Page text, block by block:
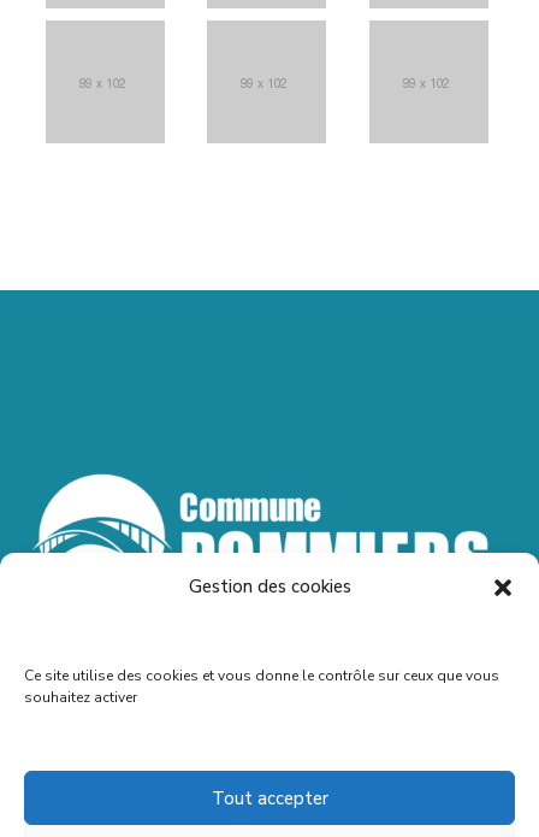
Gestion des cookies
Ce site utilise des cookies et vous donne le contrôle sur ceux que vous
souhaitez activer
Tout accepter